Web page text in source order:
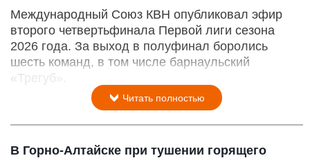
Международный Союз КВН опубликовал эфир
второго четвертьфинала Первой лиги сезона
2026 года. За выход в полуфинал боролись
шесть команд, в том числе барнаульский
«Трегуб».
Читать полностью
В Горно-Алтайске при тушении горящего